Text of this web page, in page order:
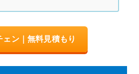
ェン｜無料見積もり